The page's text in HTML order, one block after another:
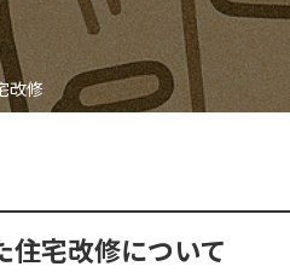
改修
住宅改修について